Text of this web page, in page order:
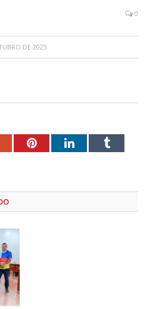
0
DE 2023
PinterestLinkedInTumblr